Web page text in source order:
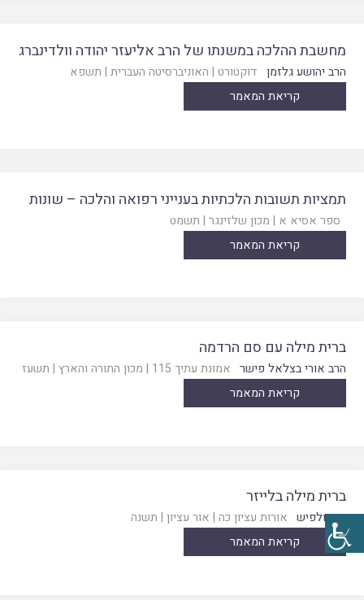
מחשבת ההלכה במשנתו של הרב אליעזר יהודה וולדינברג
הרב יהושע גלזמן דוקטורט | האוניברסיטה העברית | תשפא
קריאת המאמר
תמציות תשובות הלכתיות בענייני רפואה והלכה – שונות
ספר אסיא א | מכון שלזינגר | תשמט
קריאת המאמר
ברית מילה עם סם הרדמה
הרב אורי בצלאל פישר אמונת עתיך 115 | מכון התורה והארץ | תשעז
קריאת המאמר
ברית מילה בלייזר
יוסי ולפיש אורות עציון כה | אור עציון | תשנה
קריאת המאמר